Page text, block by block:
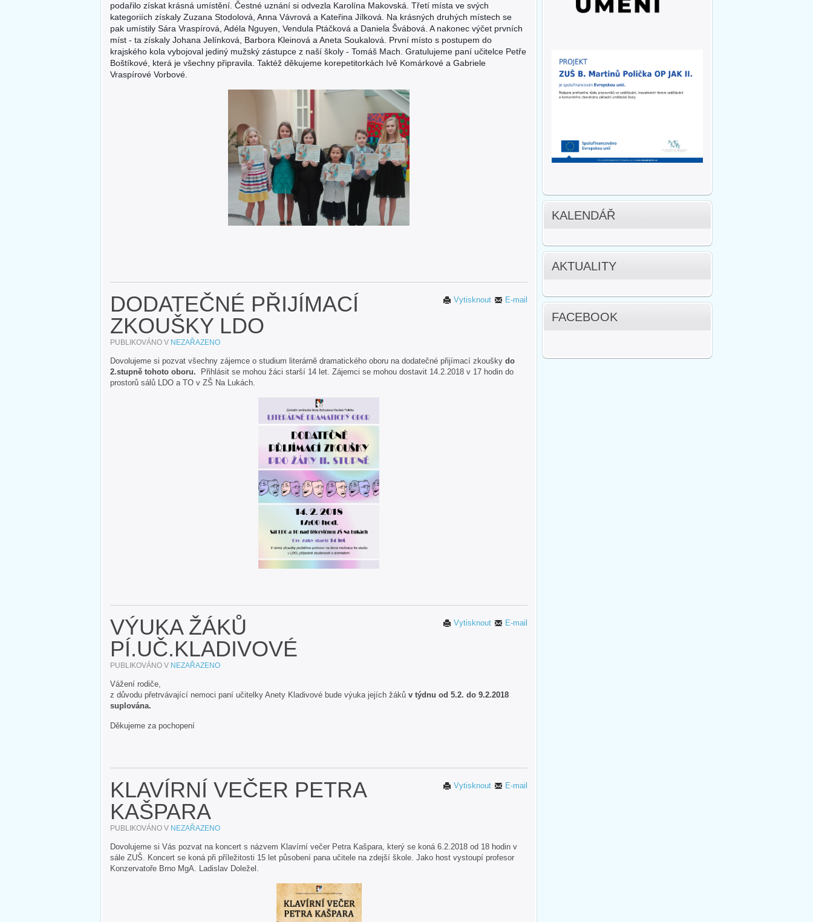
podařilo získat krásná umístění. Čestné uznání si odvezla Karolína Makovská. Třetí místa ve svých
kategoriích získaly Zuzana Stodolová, Anna Vávrová a Kateřina Jílková. Na krásných druhých místech se
pak umístily Sára Vraspírová, Adéla Nguyen, Vendula Ptáčková a Daniela Švábová. A nakonec výčet prvních
míst - ta získaly Johana Jelínková, Barbora Kleinová a Aneta Soukalová. První místo s postupem do
krajského kola vybojoval jediný mužský zástupce z naší školy - Tomáš Mach. Gratulujeme paní učitelce Petře
Boštíkové, která je všechny připravila. Taktéž děkujeme korepetitorkách Ivě Komárkové a Gabriele
Vraspírové Vorbové.
E-mail
Vytisknout
DODATEČNÉ PŘIJÍMACÍ
ZKOUŠKY LDO
PUBLIKOVÁNO V NEZAŘAZENO
Dovolujeme si pozvat všechny zájemce o studium literárně dramatického oboru na dodatečné přijímací zkoušky do
2.stupně tohoto oboru. Přihlásit se mohou žáci starší 14 let. Zájemci se mohou dostavit 14.2.2018 v 17 hodin do
prostorů sálů LDO a TO v ZŠ Na Lukách.
E-mail
Vytisknout
VÝUKA ŽÁKŮ
PÍ.UČ.KLADIVOVÉ
PUBLIKOVÁNO V NEZAŘAZENO
Vážení rodiče,
z důvodu přetrvávající nemoci paní učitelky Anety Kladivové bude výuka jejích žáků v týdnu od 5.2. do 9.2.2018
suplována.
Děkujeme za pochopení
E-mail
Vytisknout
KLAVÍRNÍ VEČER PETRA
KAŠPARA
PUBLIKOVÁNO V NEZAŘAZENO
Dovolujeme si Vás pozvat na koncert s názvem Klavírní večer Petra Kašpara, který se koná 6.2.2018 od 18 hodin v
sále ZUŠ. Koncert se koná při příležitosti 15 let působení pana učitele na zdejší škole. Jako host vystoupí profesor
Konzervatoře Brno MgA. Ladislav Doležel.
KALENDÁŘ
AKTUALITY
FACEBOOK